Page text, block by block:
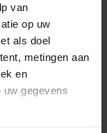
van
op uw
als doel
metingen aan
en
gegevens
de winkel